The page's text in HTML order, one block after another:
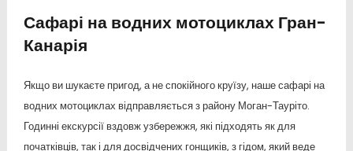
Сафарі на водних мотоциклах Гран-
Канарія
Якщо ви шукаєте пригод, а не спокійного круїзу, наше сафарі на
водних мотоциклах відправляється з району Моган-Тауріто.
Годинні екскурсії вздовж узбережжя, які підходять як для
початківців, так і для досвідчених гонщиків, з гідом, який веде